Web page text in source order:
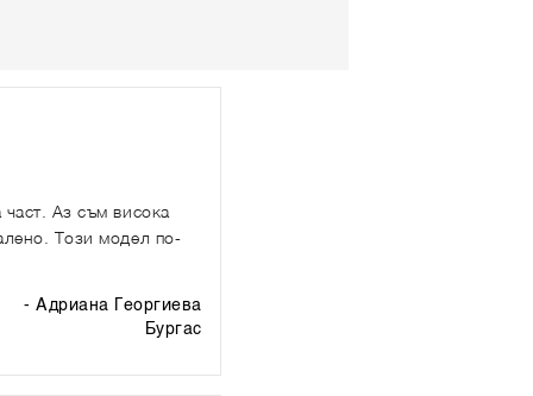
част. Аз съм висока
Този модел по-
- Адриана Георгиева
бургас